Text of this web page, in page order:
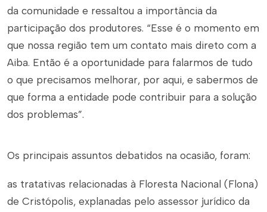
da comunidade e ressaltou a importância da
participação dos produtores. “Esse é o momento em
que nossa região tem um contato mais direto com a
Aiba. Então é a oportunidade para falarmos de tudo
o que precisamos melhorar, por aqui, e sabermos de
que forma a entidade pode contribuir para a solução
dos problemas”.
Os principais assuntos debatidos na ocasião, foram:
as tratativas relacionadas à Floresta Nacional (Flona)
de Cristópolis, explanadas pelo assessor jurídico da